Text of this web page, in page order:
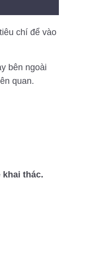
chí để vào
bên ngoài
quan.
khai thác.